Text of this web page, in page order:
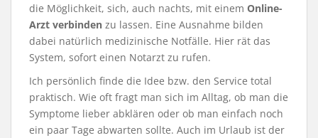
die Möglichkeit, sich, auch nachts, mit einem Online-
Arzt verbinden zu lassen. Eine Ausnahme bilden
dabei natürlich medizinische Notfälle. Hier rät das
System, sofort einen Notarzt zu rufen.
Ich persönlich finde die Idee bzw. den Service total
praktisch. Wie oft fragt man sich im Alltag, ob man die
Symptome lieber abklären oder ob man einfach noch
ein paar Tage abwarten sollte. Auch im Urlaub ist der